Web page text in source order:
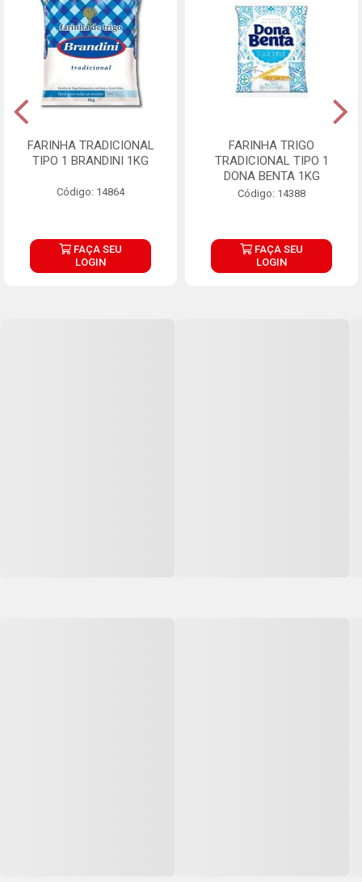
FARINHA TRADICIONAL
TIPO 1 BRANDINI 1KG
Código: 14864
FAÇA SEU
LOGIN
FARINHA TRIGO
TRADICIONAL TIPO 1
DONA BENTA 1KG
Código: 14388
FAÇA SEU
LOGIN